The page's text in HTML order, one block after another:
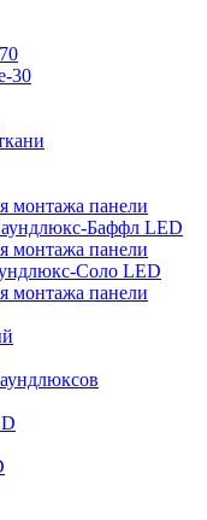
30
монтажа панели
Баффл LED
монтажа панели
Соло LED
монтажа панели